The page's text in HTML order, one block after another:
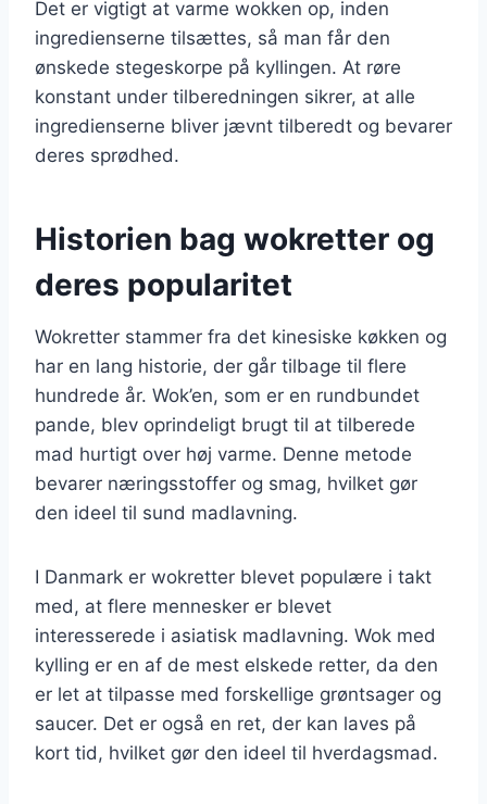
Det er vigtigt at varme wokken op, inden
ingredienserne tilsættes, så man får den
ønskede stegeskorpe på kyllingen. At røre
konstant under tilberedningen sikrer, at alle
ingredienserne bliver jævnt tilberedt og bevarer
deres sprødhed.
Historien bag wokretter og
deres popularitet
Wokretter stammer fra det kinesiske køkken og
har en lang historie, der går tilbage til flere
hundrede år. Wok’en, som er en rundbundet
pande, blev oprindeligt brugt til at tilberede
mad hurtigt over høj varme. Denne metode
bevarer næringsstoffer og smag, hvilket gør
den ideel til sund madlavning.
I Danmark er wokretter blevet populære i takt
med, at flere mennesker er blevet
interesserede i asiatisk madlavning. Wok med
kylling er en af de mest elskede retter, da den
er let at tilpasse med forskellige grøntsager og
saucer. Det er også en ret, der kan laves på
kort tid, hvilket gør den ideel til hverdagsmad.